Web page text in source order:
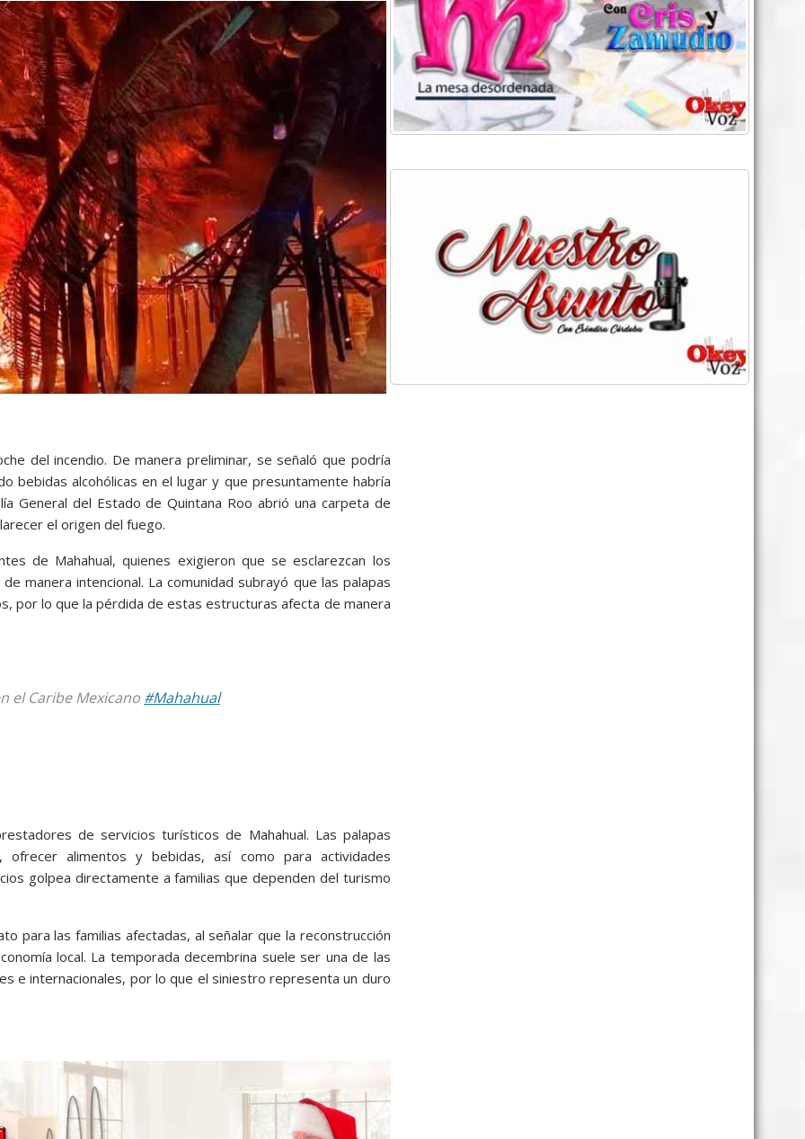
del incendio. De manera preliminar, se señaló que podría
bebidas alcohólicas en el lugar y que presuntamente habría
General del Estado de Quintana Roo abrió una carpeta de
el origen del fuego.
de Mahahual, quienes exigieron que se esclarezcan los
manera intencional. La comunidad subrayó que las palapas
por lo que la pérdida de estas estructuras afecta de manera
el Caribe Mexicano #Mahahual
de servicios turísticos de Mahahual. Las palapas
ofrecer alimentos y bebidas, así como para actividades
golpea directamente a familias que dependen del turismo
para las familias afectadas, al señalar que la reconstrucción
local. La temporada decembrina suele ser una de las
e internacionales, por lo que el siniestro representa un duro